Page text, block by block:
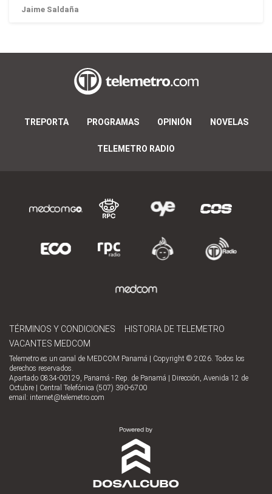
Jaime Saldaña
TREPORTA PROGRAMAS OPINIÓN NOVELAS
TELEMETRO RADIO
TÉRMINOS Y CONDICIONES
HISTORIA DE TELEMETRO
VACANTES MEDCOM
Telemetro es un canal de MEDCOM Panamá | Copyright © 2026. Todos los
derechos reservados.
Apartado 0834-00129, Panamá - Rep. de Panamá | Dirección, Avenida 12 de
Octubre | Central Telefónica (507) 390-6700
email: internet@telemetro.com